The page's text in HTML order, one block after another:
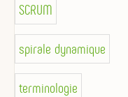
SCRUM
spirale dynamique
terminologie